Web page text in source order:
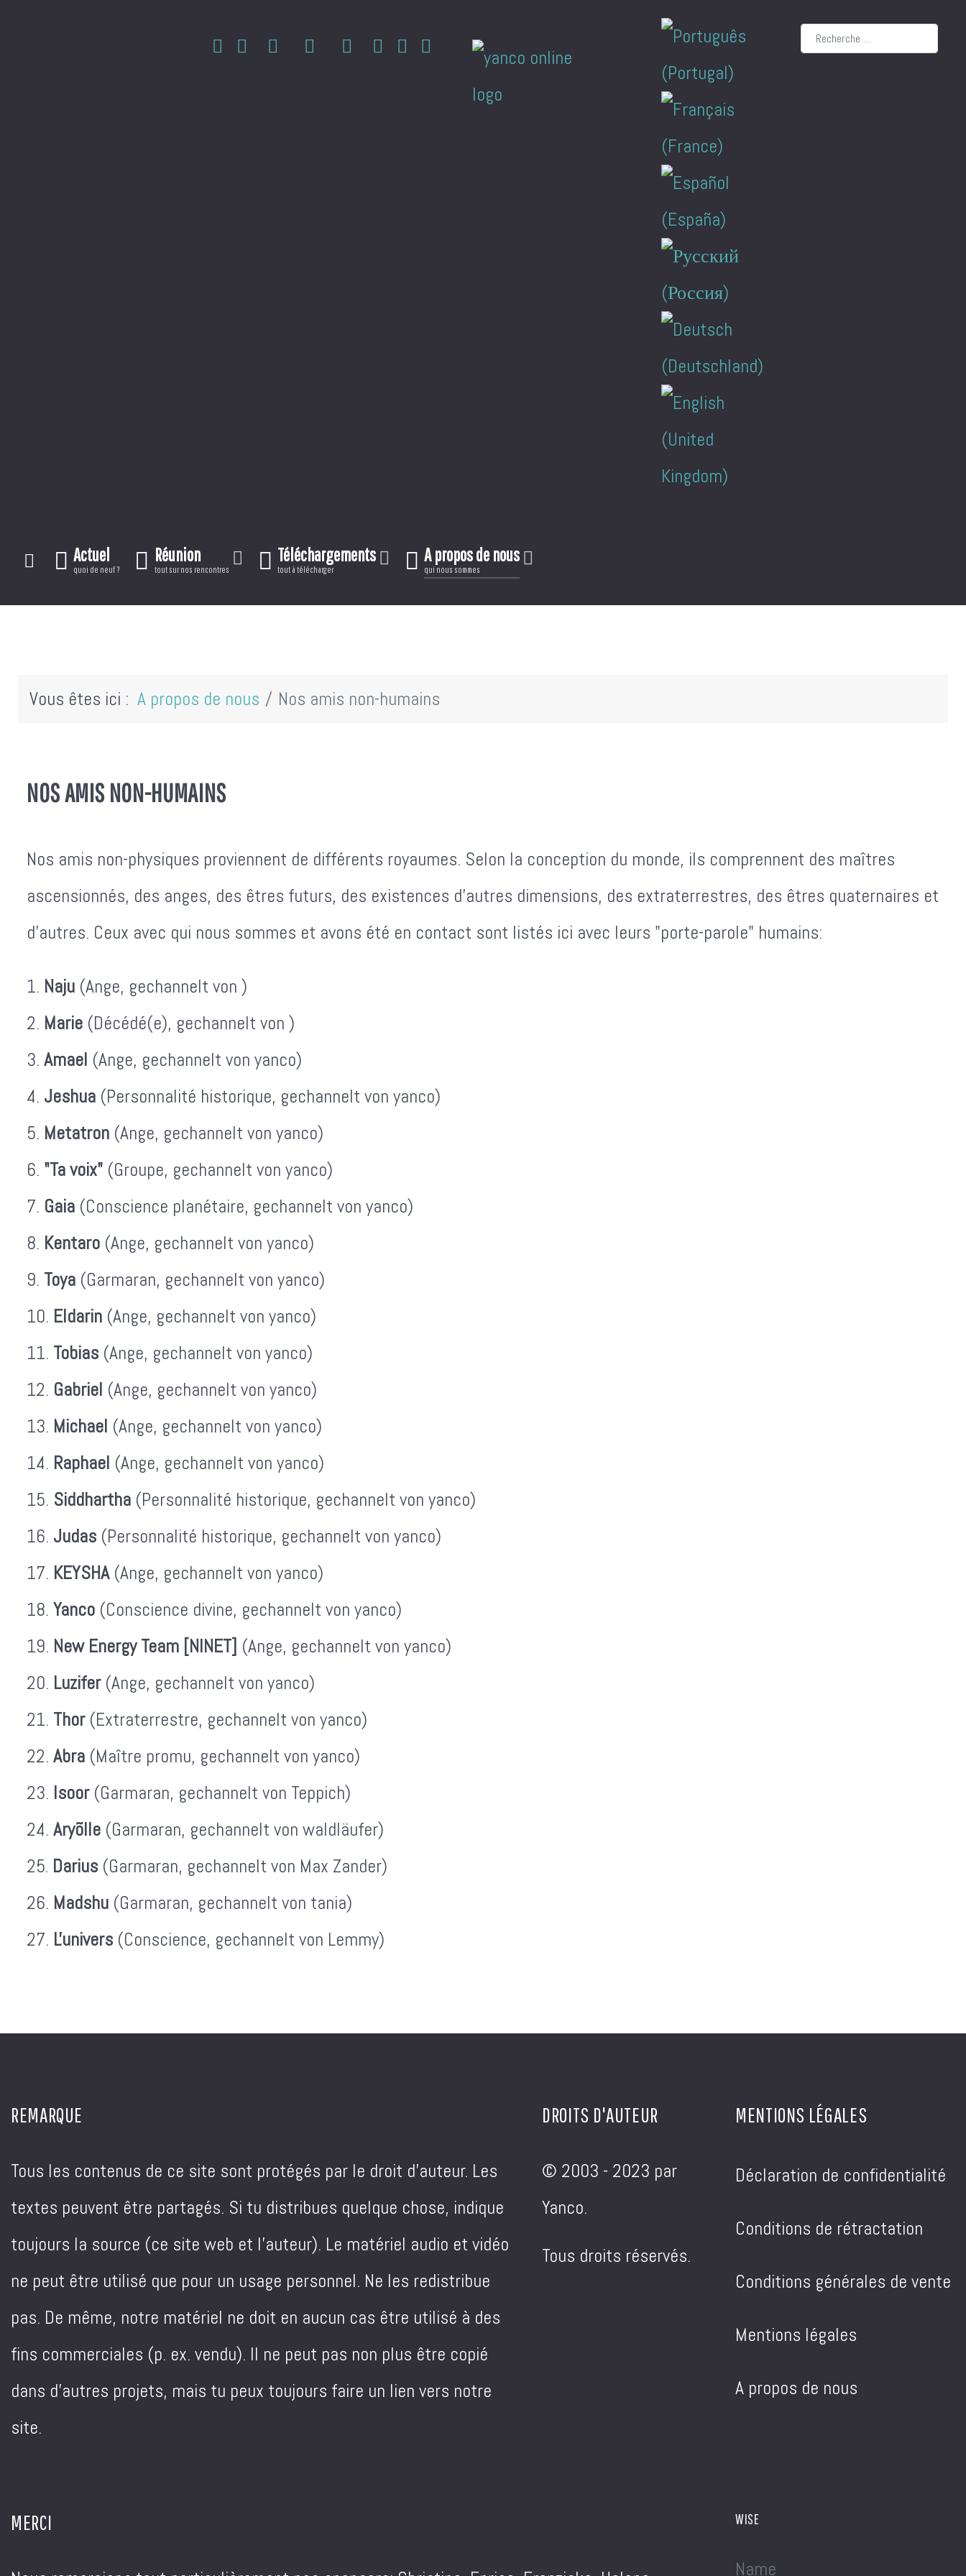
Sélectionnez votre langueRechercher
Actuel
quoi de neuf ?
Réunion
tout sur nos rencontres
Téléchargements
tout à télécharger
A propos de nous
qui nous sommes
Vous êtes ici : A propos de nous Nos amis non-humains
NOS AMIS NON-HUMAINS
Nos amis non-physiques proviennent de différents royaumes. Selon la conception du monde, ils comprennent des maîtres
ascensionnés, des anges, des êtres futurs, des existences d'autres dimensions, des extraterrestres, des êtres quaternaires et
d'autres. Ceux avec qui nous sommes et avons été en contact sont listés ici avec leurs "porte-parole" humains:
Naju (Ange, gechannelt von )
Marie (Décédé(e), gechannelt von )
Amael (Ange, gechannelt von yanco)
Jeshua (Personnalité historique, gechannelt von yanco)
Metatron (Ange, gechannelt von yanco)
"Ta voix" (Groupe, gechannelt von yanco)
Gaia (Conscience planétaire, gechannelt von yanco)
Kentaro (Ange, gechannelt von yanco)
Toya (Garmaran, gechannelt von yanco)
Eldarin (Ange, gechannelt von yanco)
Tobias (Ange, gechannelt von yanco)
Gabriel (Ange, gechannelt von yanco)
Michael (Ange, gechannelt von yanco)
Raphael (Ange, gechannelt von yanco)
Siddhartha (Personnalité historique, gechannelt von yanco)
Judas (Personnalité historique, gechannelt von yanco)
KEYSHA(Ange, gechannelt von yanco)
Yanco (Conscience divine, gechannelt von yanco)
New Energy Team [NINET] (Ange, gechannelt von yanco)
Luzifer(Ange, gechannelt von yanco)
Thor(Extraterrestre, gechannelt von yanco)
Abra (Maître promu, gechannelt von yanco)
Isoor(Garmaran, gechannelt von Teppich)
Aryõlle (Garmaran, gechannelt von waldläufer)
Darius (Garmaran, gechannelt von Max Zander)
Madshu (Garmaran, gechannelt von tania)
L'univers (Conscience, gechannelt von Lemmy)
REMARQUE
Tous les contenus de ce site sont protégés par le droit d'auteur. Les
textes peuvent être partagés. Si tu distribues quelque chose, indique
toujours la source (ce site web et l'auteur). Le matériel audio et vidéo
ne peut être utilisé que pour un usage personnel. Ne les redistribue
pas. De même, notre matériel ne doit en aucun cas être utilisé à des
fins commerciales (p. ex. vendu). Il ne peut pas non plus être copié
dans d'autres projets, mais tu peux toujours faire un lien vers notre
site.
DROITS D'AUTEUR
© 2003 - 2023 par
Yanco.
Tous droits réservés.
MENTIONS LÉGALES
Déclaration de confidentialité
Conditions de rétractation
Conditions générales de vente
Mentions légales
A propos de nous
MERCI WISE
Name